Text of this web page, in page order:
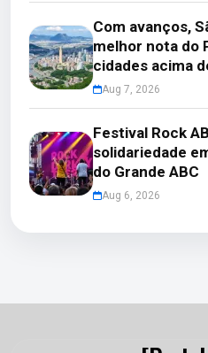
Com avanços,
melhor nota do
cidades acima
Aug 7, 2026
Festival Rock
solidariedade
do Grande ABC
Aug 6, 2026